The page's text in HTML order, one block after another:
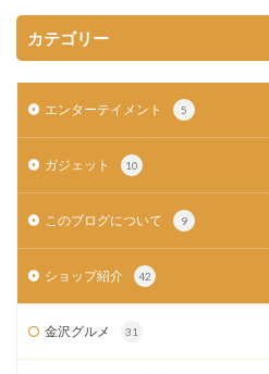
カテゴリー
エンターテイメント 5
ガジェット 10
このブログについて 9
ショップ紹介 42
金沢グルメ 31